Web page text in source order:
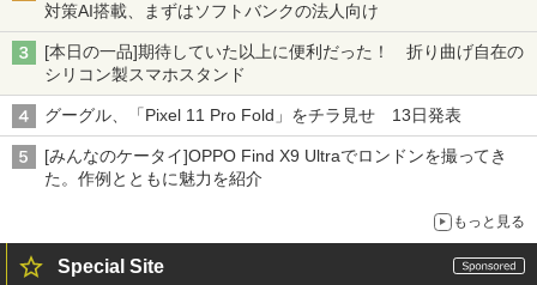
対策AI搭載、まずはソフトバンクの法人向け
[本日の一品]期待していた以上に便利だった！ 折り曲げ自在の
シリコン製スマホスタンド
グーグル、「Pixel 11 Pro Fold」をチラ見せ 13日発表
[みんなのケータイ]OPPO Find X9 Ultraでロンドンを撮ってき
た。作例とともに魅力を紹介
もっと見る
Special Site